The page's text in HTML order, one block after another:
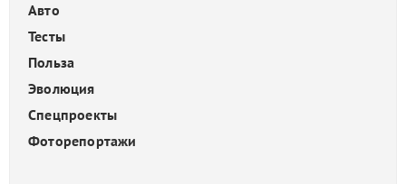
Авто
Тесты
Польза
Эволюция
Спецпроекты
Фоторепортажи